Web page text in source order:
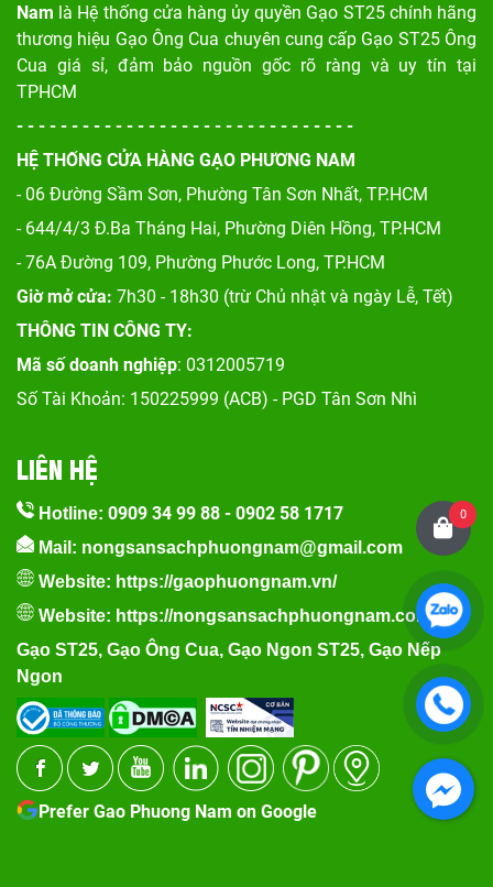
Nam là Hệ thống cửa hàng ủy quyền Gạo ST25 chính hãng
thương hiệu Gạo Ông Cua chuyên cung cấp Gạo ST25 Ông
Cua giá sỉ, đảm bảo nguồn gốc rõ ràng và uy tín tại
TPHCM
- - - - - - - - - - - - - - - - - - - - - - - - - - - - - - -
HỆ THỐNG CỬA HÀNG GẠO PHƯƠNG NAM
- 06 Đường Sầm Sơn, Phường Tân Sơn Nhất, TP.HCM
- 644/4/3 Đ.Ba Tháng Hai, Phường Diên Hồng, TP.HCM
- 76A Đường 109, Phường Phước Long, TP.HCM
Giờ mở cửa: 7h30 - 18h30 (trừ Chủ nhật và ngày Lễ, Tết)
THÔNG TIN CÔNG TY:
Mã số doanh nghiệp: 0312005719
Số Tài Khoản: 150225999 (ACB) - PGD Tân Sơn Nhì
LIÊN HỆ
Hotline: 0909 34 99 88 - 0902 58 1717
Mail: nongsansachphuongnam@gmail.com
Website: https://gaophuongnam.vn/
Website: https://nongsansachphuongnam.com
Gạo ST25, Gạo Ông Cua, Gạo Ngon ST25, Gạo Nếp
Ngon
Prefer Gao Phuong Nam on Google
0